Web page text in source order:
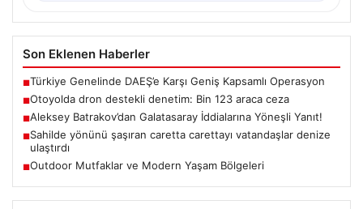
Son Eklenen Haberler
■Türkiye Genelinde DAEŞ’e Karşı Geniş Kapsamlı Operasyon
■Otoyolda dron destekli denetim: Bin 123 araca ceza
■Aleksey Batrakov’dan Galatasaray İddialarına Yöneşli Yanıt!
■Sahilde yönünü şaşıran caretta carettayı vatandaşlar denize
ulaştırdı
■Outdoor Mutfaklar ve Modern Yaşam Bölgeleri